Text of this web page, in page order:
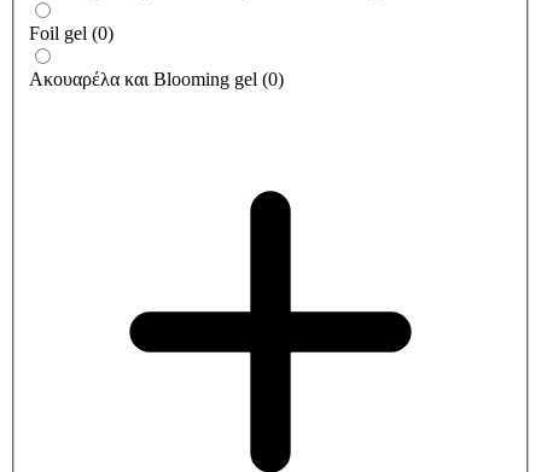
Foil gel (0)
Ακουαρέλα και Blooming gel (0)